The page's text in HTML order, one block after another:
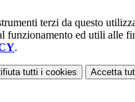
terzi da questo
funzionamento ed utili alle
.
tutti i cookies Accetta